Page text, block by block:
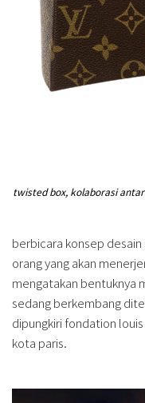
twisted box, kolaborasi
berbicara konsep
orang yang akan
mengatakan bentuknya
sedang berkembang
dipungkiri fondation
kota paris.